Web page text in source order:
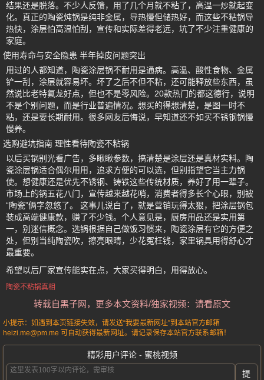
结果还是脱落。不少人反馈，用了几个月就不粘了，高温一炒就起变
化。真正的陶瓷炖锅是纯非金属，导热慢但储热好，而这些不粘锅导
热快，涂层怕高温怕刮，宣传和实际差得老远，坑了不少注重健康的
家庭。
使用寿命与安全隐患 半年掉皮问题突出
用过的人都知道，陶瓷涂层锅不耐用是通病。高温、酸性食物、金属
铲一刮，涂层就容易坏。坏了之后不但不粘，还可能释放些东西，虽
然说比老特氟龙好点，但也不是零风险。20款热门的都这德行，说明
不是个别问题，而是行业普遍情况。想买的得想清楚，是图一时不
粘，还是要长期耐用。很多网友后悔说，早知道还不如买不锈钢锅慢
慢养。
选购避坑指南 理性看待陶瓷不粘锅
以后买锅别光看广告，多瞅瞅参数，搞清楚是涂层还是真材实料。陶
瓷涂层锅适合偶尔用用，追求方便的可以选，但别指望它当主力锅
使。想健康还是优先不锈钢、铸铁这些传统材质，养好了用一辈子。
市场上的锅五花八门，宣传越来越花哨，消费者得多长个心眼，别被
“陶瓷”俩字忽悠了。 这事儿说白了，就是营销玩得太狠，把涂层锅包
装成高端健康款，赚了不少钱。个人意见是，厨房用品还是实用第
一，别迷信概念。选锅根据自己做饭习惯来，陶瓷涂层有它的方便之
处，但别当纯陶瓷吹，擦亮眼睛，少花冤枉钱，家里锅具用得舒心才
最重要。
希望以后厂家宣传能实在点，大家买得明白，用得放心。
陶瓷不粘锅真相
转载自黑子网，更多本文资料/独家视频：请看原文
小提示：如遇到本页链接失效，请发送“我要最新网址”到本站官方邮箱
heizi.me@pm.me 可自动获得最新网址。请记录保存本站官方联系邮箱！
精彩用户评论 - 蜜桃视频
提